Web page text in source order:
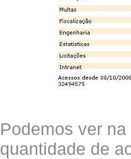
Podemos ver
quantidade de